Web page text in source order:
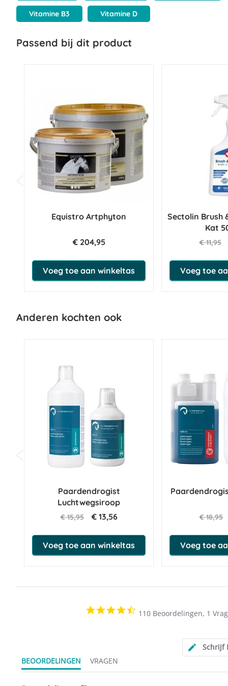
Vitamine B3 Vitamine D
Passend bij dit product
Equistro Artphyton
€ 204,95
Voeg toe aan winkeltas
Sectolin Brush
Kat
€ 11,95
Voeg toe
Anderen kochten ook
Paardendrogist
Luchtwegsiroop
€ 15,95 € 13,56
Voeg toe aan winkeltas
€ 18,95
Voeg toe
4.5
star
110 Beoordelingen, 1
Schrijf
BEOORDELINGEN
VRAGEN